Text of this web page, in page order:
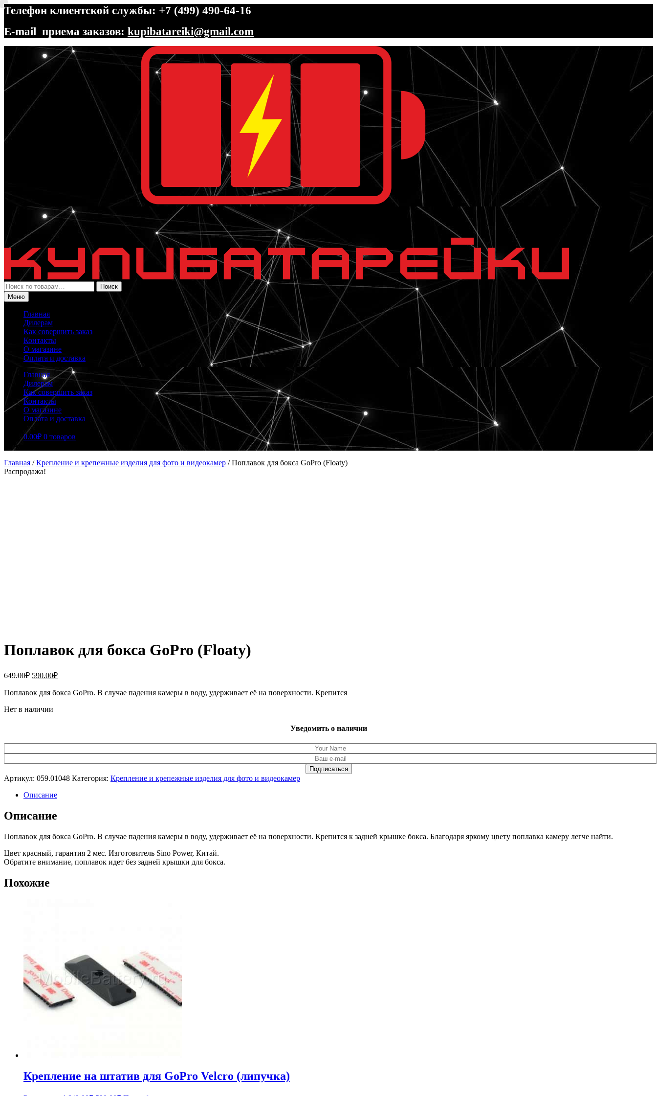
Телефон клиентской службы: +7 (499) 490-64-16
E-mail приема заказов: kupibatareiki@gmail.com
Перейти
навигации
Перейти
содержимому
Искать:
Поиск
Меню
Главная
Дилерам
Как совершить заказ
Контакты
О магазине
Оплата и доставка
Главная
Дилерам
Как совершить заказ
Контакты
О магазине
Оплата и доставка
0.00₽ 0 товаров
Главная /Крепление и крепежные изделия для фото и видеокамер /Поплавок для бокса GoPro (Floaty)
Распродажа!
Поплавок для бокса GoPro (Floaty)
649.00₽ Первоначальная
составляла
590.00₽Текущая
590.00₽.
Поплавок для бокса GoPro. В случае падения камеры в воду, удерживает её на поверхности. Крепится
Нет в наличии
Уведомить о наличии
Артикул: 059.01048 Категория: Крепление и крепежные изделия для фото и видеокамер
Описание
Описание
Поплавок для бокса GoPro. В случае падения камеры в воду, удерживает её на поверхности. Крепится к задней крышке бокса. Благодаря яркому цвету поплавка камеру легче найти.
Цвет красный, гарантия 2 мес. Изготовитель Sino Power, Китай.
Обратите внимание, поплавок идет без задней крышки для бокса.
Похожие
Крепление на штатив для GoPro Velcro (липучка)